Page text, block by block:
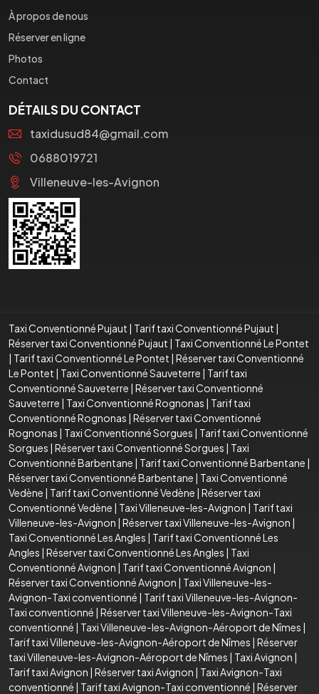
À propos de nous
Réserver en ligne
Photos
Contact
DÉTAILS DU CONTACT
taxidusud84@gmail.com
0688019721
Villeneuve-les-Avignon
Taxi Conventionné Pujaut | Tarif taxi Conventionné Pujaut |
Réserver taxi Conventionné Pujaut | Taxi Conventionné Le Pontet
| Tarif taxi Conventionné Le Pontet | Réserver taxi Conventionné
Le Pontet | Taxi Conventionné Sauveterre | Tarif taxi
Conventionné Sauveterre | Réserver taxi Conventionné
Sauveterre | Taxi Conventionné Rognonas | Tarif taxi
Conventionné Rognonas | Réserver taxi Conventionné
Rognonas | Taxi Conventionné Sorgues | Tarif taxi Conventionné
Sorgues | Réserver taxi Conventionné Sorgues | Taxi
Conventionné Barbentane | Tarif taxi Conventionné Barbentane |
Réserver taxi Conventionné Barbentane | Taxi Conventionné
Vedène | Tarif taxi Conventionné Vedène | Réserver taxi
Conventionné Vedène | Taxi Villeneuve-les-Avignon | Tarif taxi
Villeneuve-les-Avignon | Réserver taxi Villeneuve-les-Avignon |
Taxi Conventionné Les Angles | Tarif taxi Conventionné Les
Angles | Réserver taxi Conventionné Les Angles | Taxi
Conventionné Avignon | Tarif taxi Conventionné Avignon |
Réserver taxi Conventionné Avignon | Taxi Villeneuve-les-
Avignon-Taxi conventionné | Tarif taxi Villeneuve-les-Avignon-
Taxi conventionné | Réserver taxi Villeneuve-les-Avignon-Taxi
conventionné | Taxi Villeneuve-les-Avignon-Aéroport de Nîmes |
Tarif taxi Villeneuve-les-Avignon-Aéroport de Nîmes | Réserver
taxi Villeneuve-les-Avignon-Aéroport de Nîmes | Taxi Avignon |
Tarif taxi Avignon | Réserver taxi Avignon | Taxi Avignon-Taxi
conventionné | Tarif taxi Avignon-Taxi conventionné | Réserver